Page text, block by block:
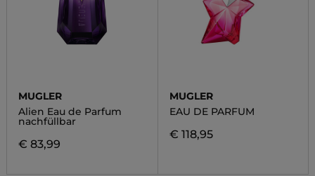
MUGLER
Alien Eau de Parfum
nachfüllbar
€ 83,99
MUGLER
EAU DE PARFUM
€ 118,95